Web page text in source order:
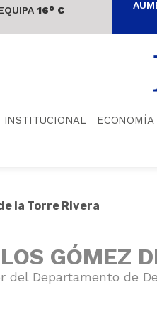
16° C
INSTITUCIONAL ECONOMÍA
la Torre Rivera
GÓMEZ
del Departamento de